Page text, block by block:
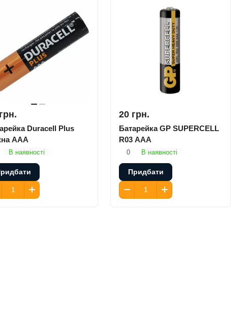
Duracell Plus
AАA
В наявності
20 грн.
Батарейка GP SUPERCELL
R03 AAA
0 В наявності
Придбати